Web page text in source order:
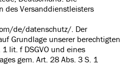
des Versanddienstleisters
de/datenschutz/. Der
Grundlage unserer berechtigten
lit. f DSGVO und eines
gem. Art. 28 Abs. 3 S. 1